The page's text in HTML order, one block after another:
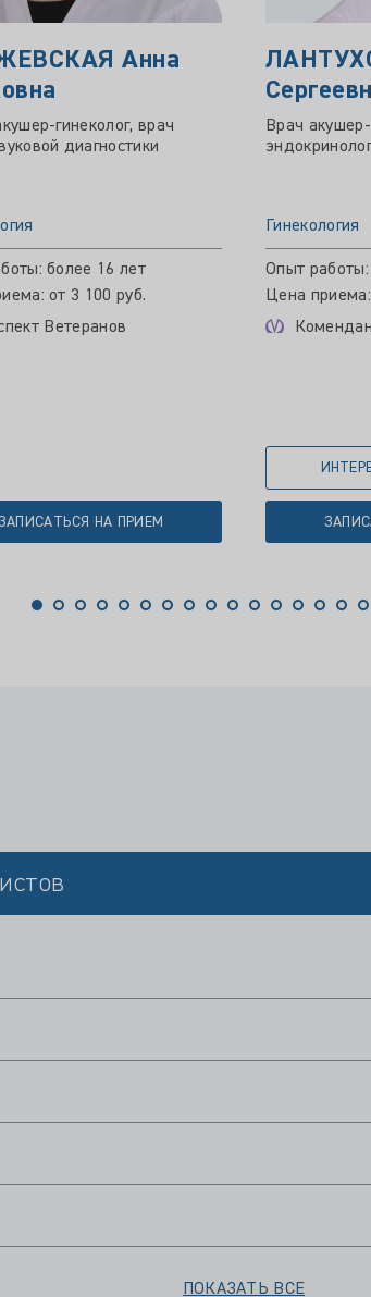
Анна
гинеколог, врач
диагностики
более 16 лет
от 3 100 руб.
Ветеранов
НА ПРИЕМ
Врач акушер-
эндокринолог
Гинекология
Опыт
Цена
ПОКАЗАТЬ ВСЕ